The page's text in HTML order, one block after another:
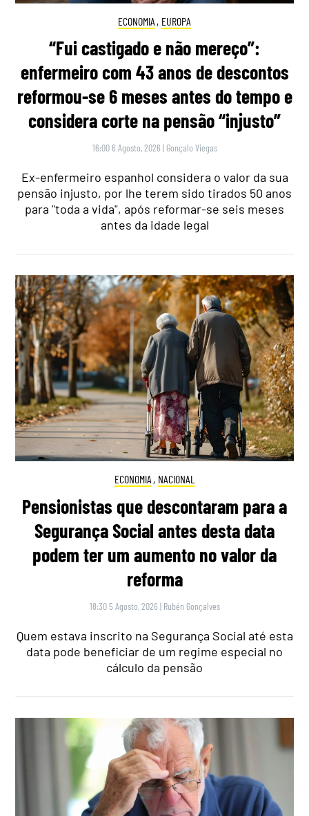
ECONOMIA , EUROPA
“Fui castigado e não mereço”:
enfermeiro com 43 anos de descontos
reformou-se 6 meses antes do tempo e
considera corte na pensão “injusto”
16:00 6 Agosto, 2026 | Gonçalo Viegas
Ex-enfermeiro espanhol considera o valor da sua
pensão injusto, por lhe terem sido tirados 50 anos
para "toda a vida", após reformar-se seis meses
antes da idade legal
ECONOMIA , NACIONAL
Pensionistas que descontaram para a
Segurança Social antes desta data
podem ter um aumento no valor da
reforma
18:30 5 Agosto, 2026 | Rubén Gonçalves
Quem estava inscrito na Segurança Social até esta
data pode beneficiar de um regime especial no
cálculo da pensão